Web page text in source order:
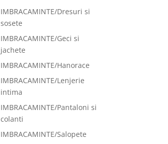
IMBRACAMINTE/Dresuri si
sosete
IMBRACAMINTE/Geci si
jachete
IMBRACAMINTE/Hanorace
IMBRACAMINTE/Lenjerie
intima
IMBRACAMINTE/Pantaloni si
colanti
IMBRACAMINTE/Salopete